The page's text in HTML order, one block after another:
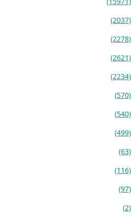
(2037)
(2278)
(2621)
(2234)
(570)
(540)
(499)
(63)
(116)
(97)
(2)